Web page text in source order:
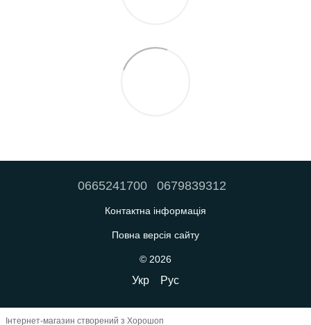
0665241700 0679839312
Контактна інформація
Повна версія сайту
© 2026
Укр Рус
Інтернет-магазин створений з Хорошоп